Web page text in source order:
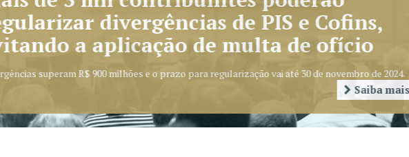
Objetivo dos
controvérsias entre